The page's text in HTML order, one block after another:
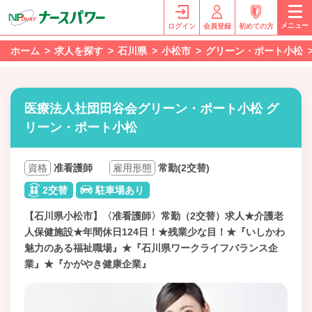
ログイン 会員登録 初めての方 メニュー
ホーム 求人を探す 石川県 小松市 グリーン・ポート小松
医療法人社団田谷会グリーン・ポート小松 グ
リーン・ポート小松
資格 准看護師 雇用形態 常勤(2交替)
2交替
駐車場あり
【石川県小松市】〈准看護師〉常勤（2交替）求人★介護老
人保健施設★年間休日124日！★残業少な目！★『いしかわ
魅力のある福祉職場』★『石川県ワークライフバランス企
業』★『かがやき健康企業』